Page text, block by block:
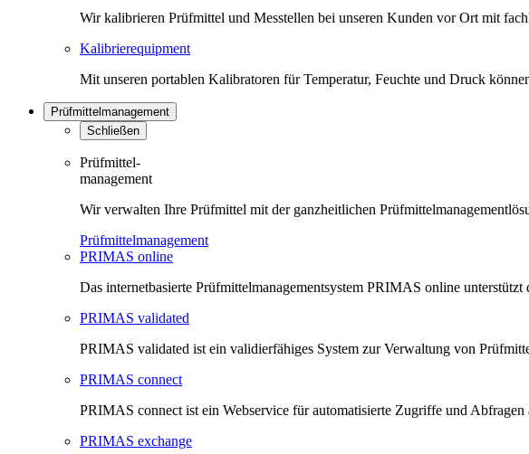
Wir kalibrieren Prüfmittel und Messtellen bei unseren Kunden vor Ort mit
Kalibrierequipment
Mit unseren portablen Kalibratoren für Temperatur, Feuchte und Druck
Prüfmittelmanagement
Schließen
Prüfmittel-
management
Wir verwalten Ihre Prüfmittel mit der ganzheitlichen
Prüfmittelmanagement
PRIMAS online
Das internetbasierte Prüfmittelmanagementsystem PRIMAS online
PRIMAS validated
PRIMAS validated ist ein validierfähiges System zur Verwaltung von
PRIMAS connect
PRIMAS connect ist ein Webservice für automatisierte Zugriffe und
PRIMAS exchange